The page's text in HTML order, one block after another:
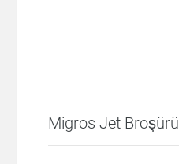
Migros Jet Broşürü